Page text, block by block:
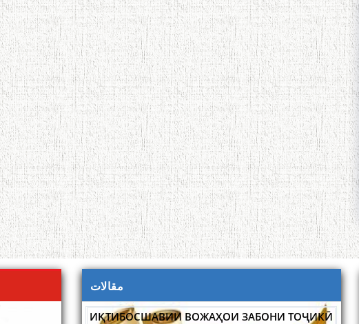
مقالات
ИҚТИБОСШАВИИ ВОЖАҲОИ ЗАБОНИ ТОҶИКӢ